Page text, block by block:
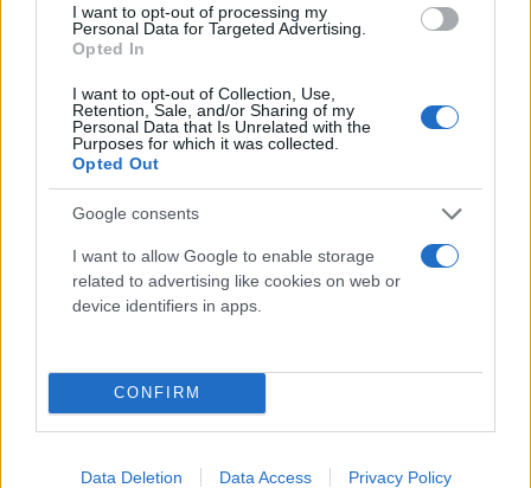
I want to opt-out of processing my
Personal Data for Targeted Advertising.
Opted In
I want to opt-out of Collection, Use,
Retention, Sale, and/or Sharing of my
Personal Data that Is Unrelated with the
Purposes for which it was collected.
Opted Out
Google consents
I want to allow Google to enable storage
related to advertising like cookies on web or
device identifiers in apps.
CONFIRM
Data Deletion Data Access Privacy Policy